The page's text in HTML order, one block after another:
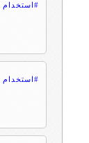
#استخدام